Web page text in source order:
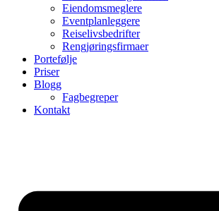
Eiendomsmeglere
Eventplanleggere
Reiselivsbedrifter
Rengjøringsfirmaer
Portefølje
Priser
Blogg
Fagbegreper
Kontakt